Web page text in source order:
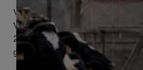
Vandaag is ongeveer een derde
Vlaamse land- en
21 procent is formeel
groot deel v...